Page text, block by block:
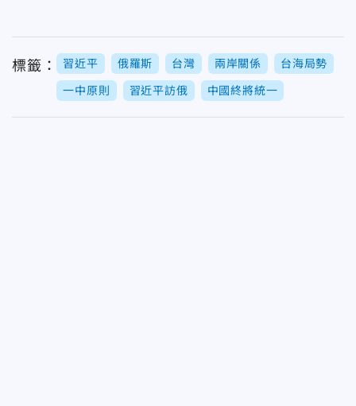
標籤： 習近平 俄羅斯 台灣 兩岸關係 台海局勢
一中原則 習近平訪俄 中國終將統一